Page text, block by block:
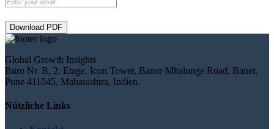
Download PDF
Global Growth Insights
Büro Nr. B, 2. Etage, Icon Tower, Baner-Mhalunge Road, Baner,
Pune 411045, Maharashtra, Indien.
Nützliche Links